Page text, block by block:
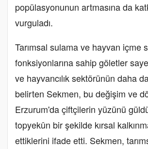
popülasyonunun artmasına da
vurguladı.
Tarımsal sulama ve hayvan içme
fonksiyonlarına sahip göletler
ve hayvancılık sektörünün daha
belirten Sekmen, bu değişim ve
Erzurum'da çiftçilerin yüzünü
topyekûn bir şekilde kırsal
ettiklerini ifade etti. Sekmen,